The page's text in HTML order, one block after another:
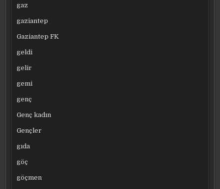
gaz
gaziantep
Gaziantep FK
geldi
gelir
gemi
genç
Genç kadın
Gençler
gıda
göç
göçmen